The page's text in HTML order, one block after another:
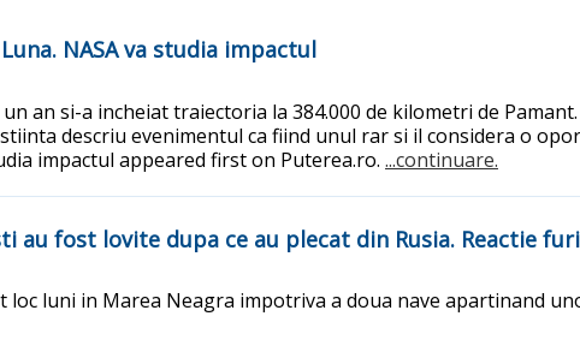
NASA va studia impactul
an si-a incheiat traiectoria la 384.000 de kilometri de
descriu evenimentul ca fiind unul rar si il considera o
impactul appeared first on Puterea.ro. ...continuare.
au fost lovite dupa ce au plecat din Rusia. Reactie
loc luni in Marea Neagra impotriva a doua nave apartinand